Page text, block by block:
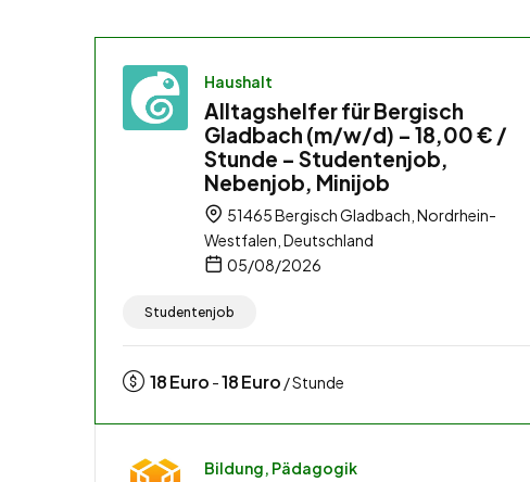
Haushalt
Alltagshelfer für Bergisch
Gladbach (m/w/d) – 18,00 € /
Stunde – Studentenjob,
Nebenjob, Minijob
51465 Bergisch Gladbach, Nordrhein-
Westfalen, Deutschland
05/08/2026
Studentenjob
18Euro -18Euro / Stunde
Bildung, Pädagogik